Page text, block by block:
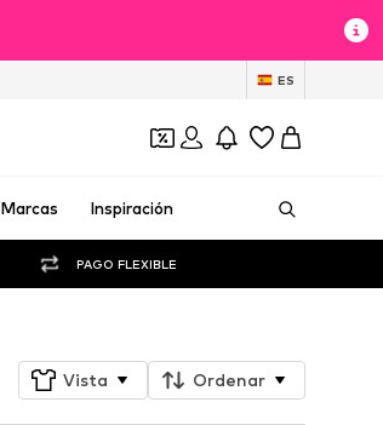
ES
Marcas Inspiración
PAGO FLEXIBLE
Vista Ordenar